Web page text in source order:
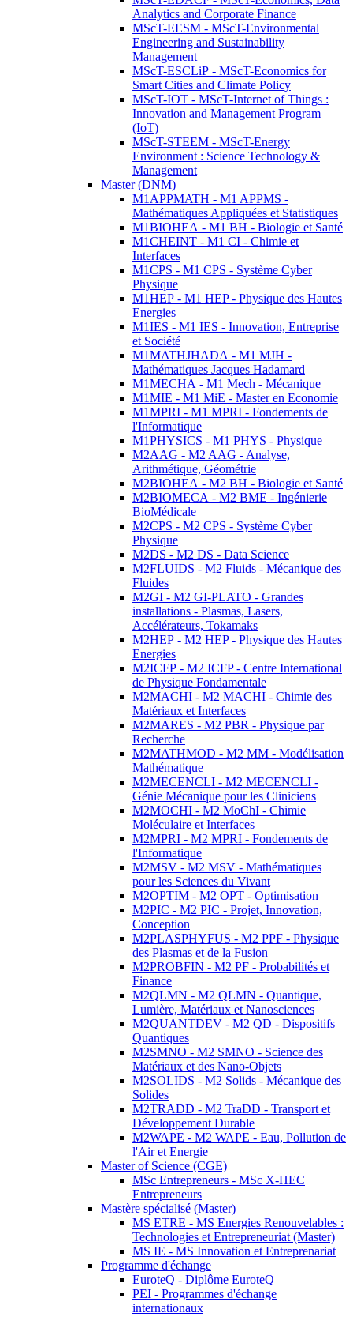
Analytics and Corporate Finance
MScT-EESM - MScT-Environmental
Engineering and Sustainability
Management
MScT-ESCLiP - MScT-Economics for
Smart Cities and Climate Policy
MScT-IOT - MScT-Internet of Things :
Innovation and Management Program
(IoT)
MScT-STEEM - MScT-Energy
Environment : Science Technology &
Management
Master (DNM)
M1APPMATH - M1 APPMS -
Mathématiques Appliquées et Statistiques
M1BIOHEA - M1 BH - Biologie et Santé
M1CHEINT - M1 CI - Chimie et
Interfaces
M1CPS - M1 CPS - Système Cyber
Physique
M1HEP - M1 HEP - Physique des Hautes
Energies
M1IES - M1 IES - Innovation, Entreprise
et Société
M1MATHJHADA - M1 MJH -
Mathématiques Jacques Hadamard
M1MECHA - M1 Mech - Mécanique
M1MIE - M1 MiE - Master en Economie
M1MPRI - M1 MPRI - Fondements de
l'Informatique
M1PHYSICS - M1 PHYS - Physique
M2AAG - M2 AAG - Analyse,
Arithmétique, Géométrie
M2BIOHEA - M2 BH - Biologie et Santé
M2BIOMECA - M2 BME - Ingénierie
BioMédicale
M2CPS - M2 CPS - Système Cyber
Physique
M2DS - M2 DS - Data Science
M2FLUIDS - M2 Fluids - Mécanique des
Fluides
M2GI - M2 GI-PLATO - Grandes
installations - Plasmas, Lasers,
Accélérateurs, Tokamaks
M2HEP - M2 HEP - Physique des Hautes
Energies
M2ICFP - M2 ICFP - Centre International
de Physique Fondamentale
M2MACHI - M2 MACHI - Chimie des
Matériaux et Interfaces
M2MARES - M2 PBR - Physique par
Recherche
M2MATHMOD - M2 MM - Modélisation
Mathématique
M2MECENCLI - M2 MECENCLI -
Génie Mécanique pour les Cliniciens
M2MOCHI - M2 MoChI - Chimie
Moléculaire et Interfaces
M2MPRI - M2 MPRI - Fondements de
l'Informatique
M2MSV - M2 MSV - Mathématiques
pour les Sciences du Vivant
M2OPTIM - M2 OPT - Optimisation
M2PIC - M2 PIC - Projet, Innovation,
Conception
M2PLASPHYFUS - M2 PPF - Physique
des Plasmas et de la Fusion
M2PROBFIN - M2 PF - Probabilités et
Finance
M2QLMN - M2 QLMN - Quantique,
Lumière, Matériaux et Nanosciences
M2QUANTDEV - M2 QD - Dispositifs
Quantiques
M2SMNO - M2 SMNO - Science des
Matériaux et des Nano-Objets
M2SOLIDS - M2 Solids - Mécanique des
Solides
M2TRADD - M2 TraDD - Transport et
Développement Durable
M2WAPE - M2 WAPE - Eau, Pollution de
l'Air et Energie
Master of Science (CGE)
MSc Entrepreneurs - MSc X-HEC
Entrepreneurs
Mastère spécialisé (Master)
MS ETRE - MS Energies Renouvelables :
Technologies et Entrepreneuriat (Master)
MS IE - MS Innovation et Entreprenariat
Programme d'échange
EuroteQ - Diplôme EuroteQ
PEI - Programmes d'échange
internationaux